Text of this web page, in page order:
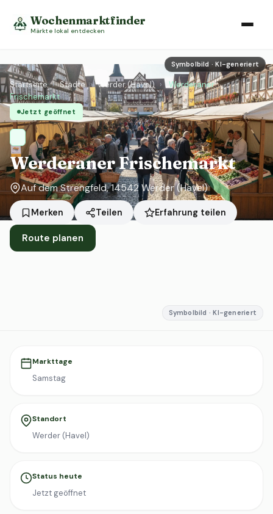
Wochenmarktfinder
Märkte lokal entdecken
Symbolbild · KI-generiert
Startseite › Städte › Werder (Havel) ›
Werderaner
Frischemarkt
Jetzt geöffnet
Werderaner Frischemarkt
Auf dem Strengfeld, 14542 Werder (Havel)
Merken Teilen Erfahrung teilen
Route planen
Symbolbild · KI-generiert
Markttage
Samstag
Standort
Werder (Havel)
Status heute
Jetzt geöffnet